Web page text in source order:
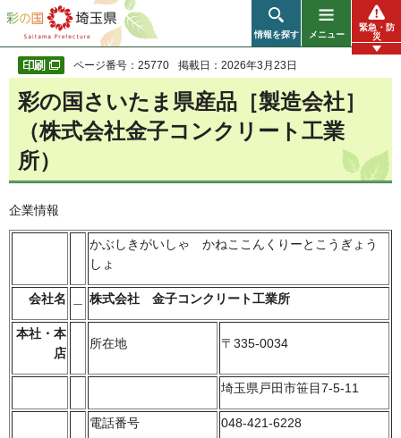
彩の国 埼玉県
情報を探す メニュー
緊急・防
災
ページ番号：25770 掲載日：2026年3月23日
彩の国さいたま県産品［製造会社］
（株式会社金子コンクリート工業
所）
企業情報
かぶしきがいしゃ かねここんくりーとこうぎょう
しょ
会社名 株式会社 金子コンクリート工業所
本社・本
店
所在地 〒335-0034
埼玉県戸田市笹目7-5-11
電話番号 048-421-6228